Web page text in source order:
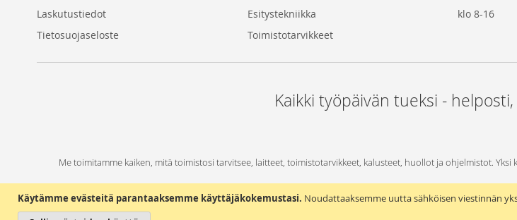
Käytämme evästeitä parantaaksemme käyttäjäkokemustasi. Noudattaaksemme uutta sähköisen viestinnän
Laskutustiedot
Tietosuojaseloste
Esitystekniikka
Toimistotarvikkeet
klo 8-16
Kaikki työpäivän tueksi -
Me toimitamme kaiken, mitä toimistosi tarvitsee, laitteet, toimistotarvikkeet, kalusteet, huollot ja ohjelmistot.